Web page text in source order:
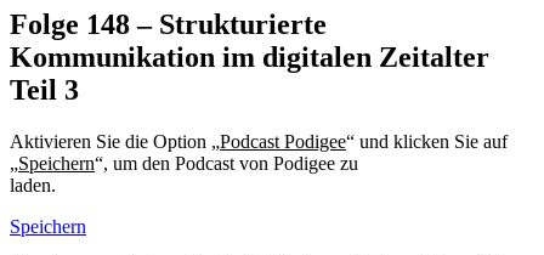
Folge 148 – Strukturierte
Kommunikation im digitalen Zeitalter
Teil 3
Aktivieren Sie die Option „Podcast Podigee“ und klicken Sie auf
„Speichern“, um den Podcast von Podigee zu
laden.
Speichern